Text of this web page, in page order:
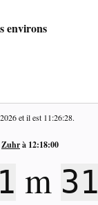
environs
et il est 11:26:29.
Zuhrà 12:18:00
m 30